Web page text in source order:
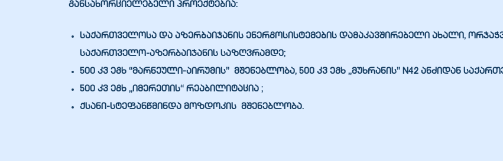
განსახორციელებელი პროექტებია:
საქართველოსა და აზერბაიჯანის ენერგოსისტემების დამაკავშირებელი ახალი,
საქართველო-აზერბაიჯანის საზღვრამდე;
500 კვ ეგხ “მარნეული-აირუმის” მშენებლობა,500 კვ ეგხ „მუხრანის” N42 ანძიდან
500 კვ ეგხ „იმერეთის“ რეაბილიტაცია ;
ქსანი-სტეფანწმინდა მოზდოკის მშენებლობა.